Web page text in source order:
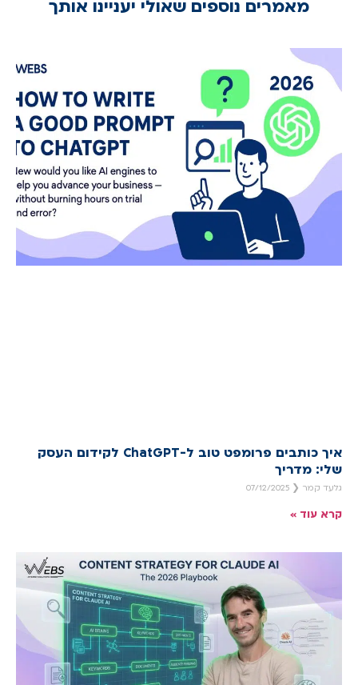
מאמרים נוספים שאולי יעניינו אותך
איך כותבים פרומפט טוב ל-ChatGPT לקידום העסק
שלי: מדריך
גלעד קמר
קרא עוד »